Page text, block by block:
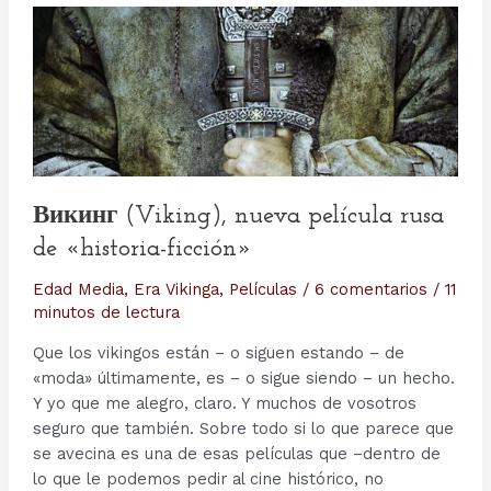
Викинг (Viking), nueva película rusa
de «historia-ficción»
Edad Media, Era Vikinga, Películas / 6 comentarios / 11
minutos de lectura
Que los vikingos están – o siguen estando – de
«moda» últimamente, es – o sigue siendo – un hecho.
Y yo que me alegro, claro. Y muchos de vosotros
seguro que también. Sobre todo si lo que parece que
se avecina es una de esas películas que –dentro de
lo que le podemos pedir al cine histórico, no